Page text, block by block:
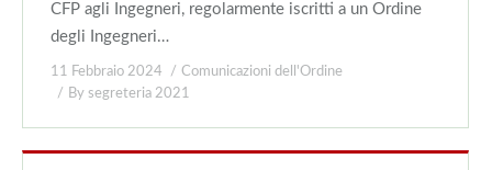
CFP agli Ingegneri, regolarmente iscritti a un Ordine
degli Ingegneri…
11 Febbraio 2024
Comunicazioni dell'Ordine
By segreteria 2021